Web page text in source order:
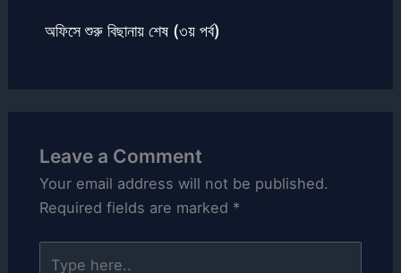
অফিসে শুরু বিছানায় শেষ (৩য় পর্ব)
Leave a Comment
Your email address will not be published.
Required fields are marked *